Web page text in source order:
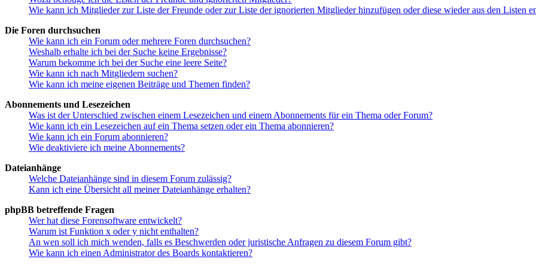
Wie kann ich Mitglieder zur Liste der Freunde oder zur Liste der ignorierten Mitglieder hinzufügen oder diese wieder aus den Listen
Die Foren durchsuchen
Wie kann ich ein Forum oder mehrere Foren durchsuchen?
Weshalb erhalte ich bei der Suche keine Ergebnisse?
Warum bekomme ich bei der Suche eine leere Seite?
Wie kann ich nach Mitgliedern suchen?
Wie kann ich meine eigenen Beiträge und Themen finden?
Abonnements und Lesezeichen
Was ist der Unterschied zwischen einem Lesezeichen und einem Abonnements für ein Thema oder Forum?
Wie kann ich ein Lesezeichen auf ein Thema setzen oder ein Thema abonnieren?
Wie kann ich ein Forum abonnieren?
Wie deaktiviere ich meine Abonnements?
Dateianhänge
Welche Dateianhänge sind in diesem Forum zulässig?
Kann ich eine Übersicht all meiner Dateianhänge erhalten?
phpBB betreffende Fragen
Wer hat diese Forensoftware entwickelt?
Warum ist Funktion x oder y nicht enthalten?
An wen soll ich mich wenden, falls es Beschwerden oder juristische Anfragen zu diesem Forum gibt?
Wie kann ich einen Administrator des Boards kontaktieren?